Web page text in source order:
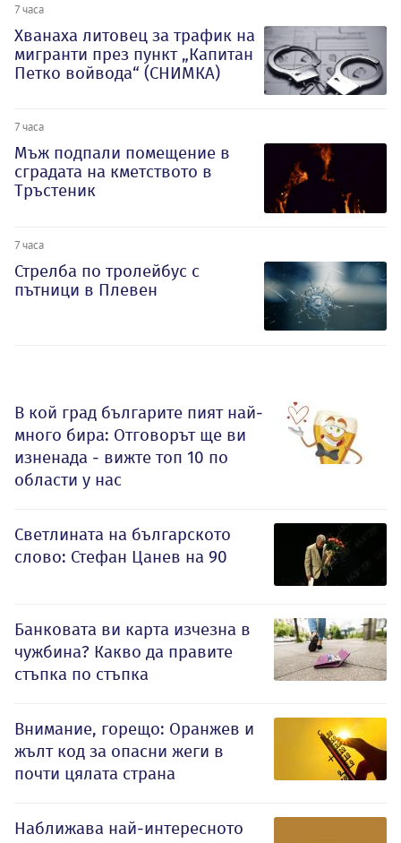
7 часа
Хванаха литовец за трафик на
мигранти през пункт „Капитан
Петко войвода“ (СНИМКА)
7 часа
Мъж подпали помещение в
сградата на кметството в
Тръстеник
7 часа
Стрелба по тролейбус с
пътници в Плевен
В кой град българите пият най-
много бира: Отговорът ще ви
изненада - вижте топ 10 по
области у нас
Светлината на българското
слово: Стефан Цанев на 90
Банковата ви карта изчезна в
чужбина? Какво да правите
стъпка по стъпка
Внимание, горещо: Оранжев и
жълт код за опасни жеги в
почти цялата страна
Наближава най-интересното